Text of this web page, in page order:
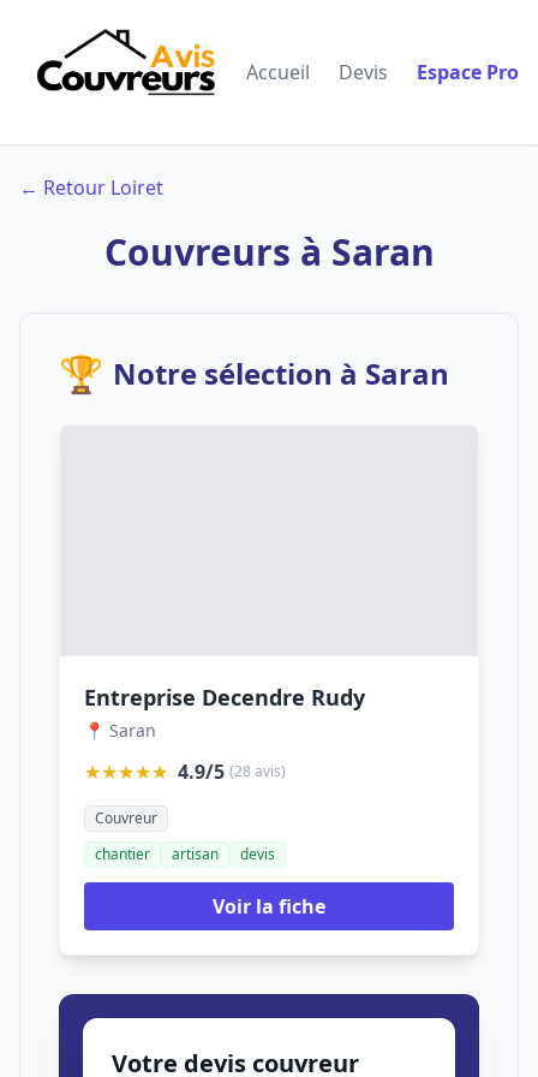
Accueil Devis Espace Pro
← Retour Loiret
Couvreurs à Saran
🏆 Notre sélection à Saran
Entreprise Decendre Rudy
📍 Saran
★★★★★ 4.9/5 (28 avis)
Couvreur
chantier
artisan devis
Voir la fiche
Votre devis couvreur